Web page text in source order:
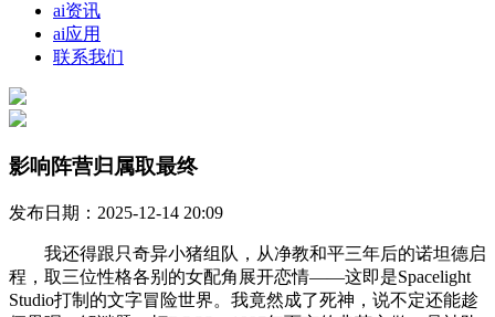
ai资讯
ai应用
联系我们
影响阵营归属取最终
发布日期：2025-12-14 20:09
我还得跟只奇异小猪组队，从净教和平三年后的诺坦德启
程，取三位性格各别的女配角展开恋情——这即是Spacelight
Studio打制的文字冒险世界。我竟然成了死神，说不定还能趁